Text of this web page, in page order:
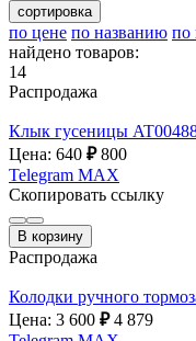
сортировка
по цене по названию по
найдено товаров:
14
Распродажа
Клык гусеницы
Цена: 640 ₽ 800
Telegram MAX
Скопировать ссылку
В корзину
Распродажа
Колодки ручного
Цена: 3 600 ₽ 4 879